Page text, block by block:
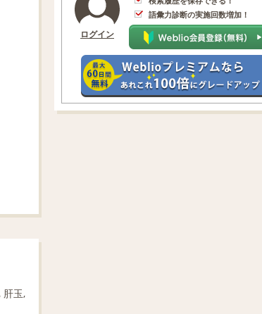
肝玉,
ログイン
語彙力診断の実施回数増加！